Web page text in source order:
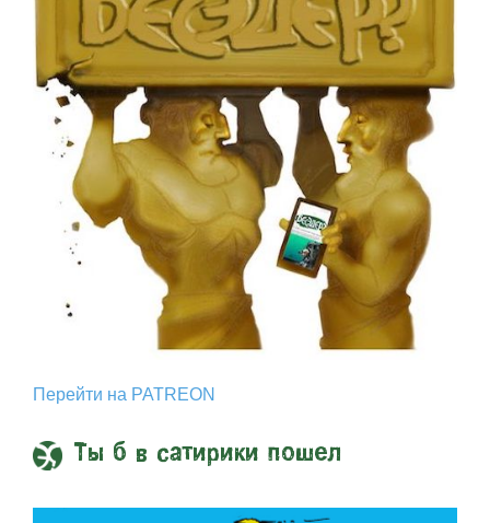
Перейти на PATREON
Ты б в сатирики пошел